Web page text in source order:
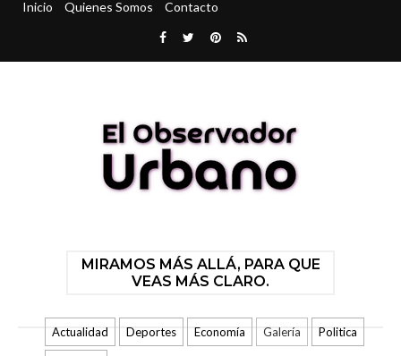
Inicio Quienes Somos Contacto
MIRAMOS MÁS ALLÁ, PARA QUE
VEAS MÁS CLARO.
Actualidad Deportes Economía Galería Politica